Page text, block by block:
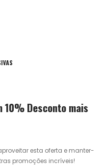
10% Desconto mais
esta oferta e manter-
promoções incríveis!